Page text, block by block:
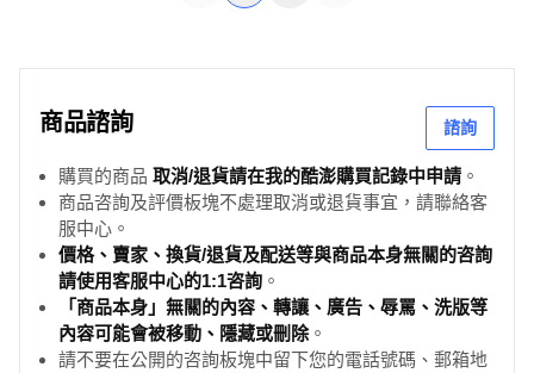
商品諮詢 諮詢
購買的商品 取消/退貨請在我的酷澎購買記錄中申請 。
商品咨詢及評價板塊不處理取消或退貨事宜，請聯絡客
服中心。
價格、賣家、換貨/退貨及配送等與商品本身無關的咨詢
請使用客服中心的1:1咨詢 。
「商品本身」無關的內容、轉讓、廣告、辱罵、洗版等
內容可能會被移動、隱藏或刪除。
請不要在公開的咨詢板塊中留下您的電話號碼、郵箱地